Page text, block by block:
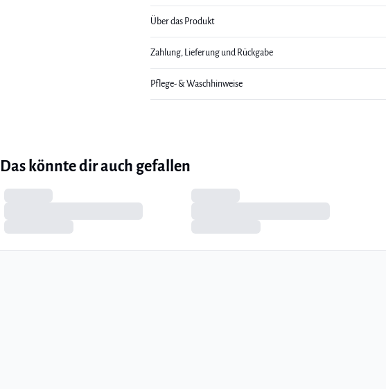
Über das Produkt
Zahlung, Lieferung und Rückgabe
Pflege- & Waschhinweise
Das könnte dir auch gefallen